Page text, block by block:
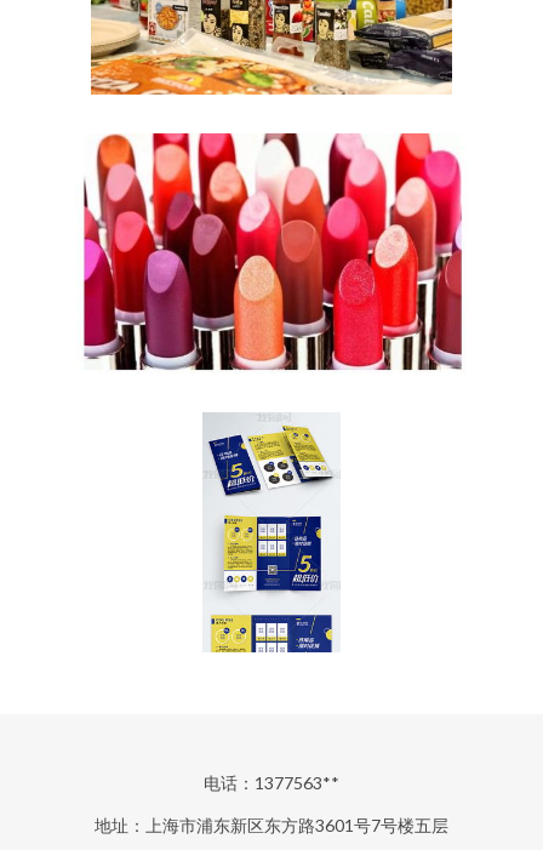
电话：1377563**
地址：上海市浦东新区东方路3601号7号楼五层